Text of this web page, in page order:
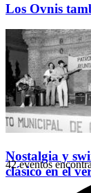
Los Ovnis
Nostalgia y
clásico en el
42 eventos